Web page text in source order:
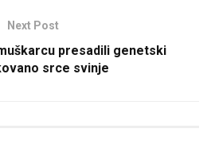
Next Post
presadili genetski
srce svinje